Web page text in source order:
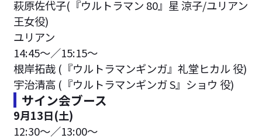
萩原佐代子(『ウルトラマン 80』星 涼子/ユリアン
王女役)
ユリアン
14:45〜／15:15～
根岸拓哉 (『ウルトラマンギンガ』礼堂ヒカル 役)
宇治清高 (『ウルトラマンギンガ S』ショウ 役)
サイン会ブース
9月13日(土)
12:30〜／13:00～